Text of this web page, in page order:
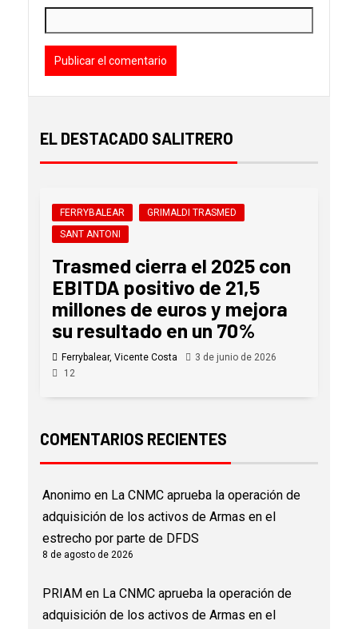
EL DESTACADO SALITRERO
FERRYBALEAR
GRIMALDI TRASMED
SANT ANTONI
Trasmed cierra el 2025 con
EBITDA positivo de 21,5
millones de euros y mejora
su resultado en un 70%
Ferrybalear, Vicente Costa
3 de junio de 2026
12
COMENTARIOS RECIENTES
Anonimo en La CNMC aprueba la operación de
adquisición de los activos de Armas en el
estrecho por parte de DFDS
8 de agosto de 2026
PRIAM en La CNMC aprueba la operación de
adquisición de los activos de Armas en el